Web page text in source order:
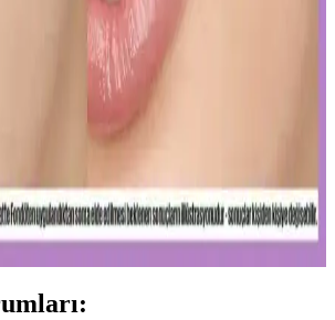
ağız hijyeninin temel taşlarıdır. Florür
düzenli kullanım sağlıklı gülüşler
ve Doğal Mat Fondötenler:
İçin En İyi Seçenekler ve İpuçları
gün boyu tazelik sağlar. Cilt tipine uygun
ipuçlarıyla makyajınızı